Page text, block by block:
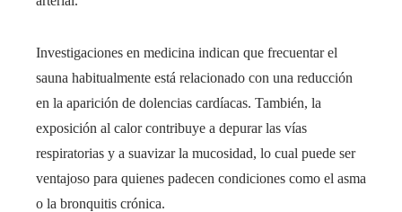
Investigaciones en medicina indican que frecuentar el
sauna habitualmente está relacionado con una reducción
en la aparición de dolencias cardíacas. También, la
exposición al calor contribuye a depurar las vías
respiratorias y a suavizar la mucosidad, lo cual puede ser
ventajoso para quienes padecen condiciones como el asma
o la bronquitis crónica.